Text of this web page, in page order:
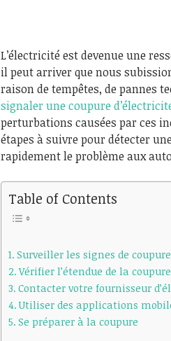
L’électricité est devenue une
il peut arriver que nous
raison de tempêtes, de pannes
signaler une coupure
perturbations causées par ces
étapes à suivre pour détecter
rapidement le problème aux
Table of Contents
Surveiller les signes de
Vérifier l’étendue de la coupure
Contacter votre fournisseur
Utiliser des applications
Se préparer à la coupure